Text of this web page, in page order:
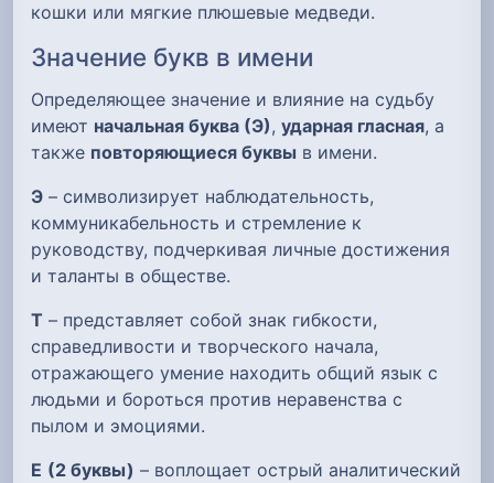
кошки или мягкие плюшевые медведи.
Значение букв в имени
Определяющее значение и влияние на судьбу
имеют начальная буква (Э), ударная гласная, а
также повторяющиеся буквы в имени.
Э – символизирует наблюдательность,
коммуникабельность и стремление к
руководству, подчеркивая личные достижения
и таланты в обществе.
Т – представляет собой знак гибкости,
справедливости и творческого начала,
отражающего умение находить общий язык с
людьми и бороться против неравенства с
пылом и эмоциями.
Е (2 буквы) – воплощает острый аналитический